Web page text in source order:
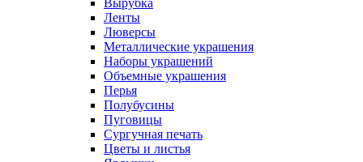
Вырубка
Ленты
Люверсы
Металлические украшения
Наборы украшений
Объемные украшения
Перья
Полубусины
Пуговицы
Сургучная печать
Цветы и листья